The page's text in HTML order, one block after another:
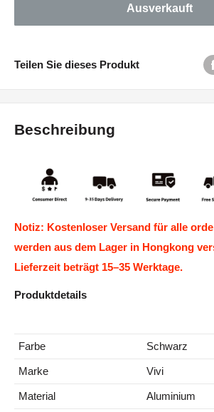
Ausverkauft
Teilen Sie dieses Produkt
Beschreibung
Notiz: Kostenloser Versand für alle
werden aus dem Lager in Hongkong
Lieferzeit beträgt 15–35 Werktage.
Produktdetails
Farbe Schwarz
Marke Vivi
Material
Aluminium